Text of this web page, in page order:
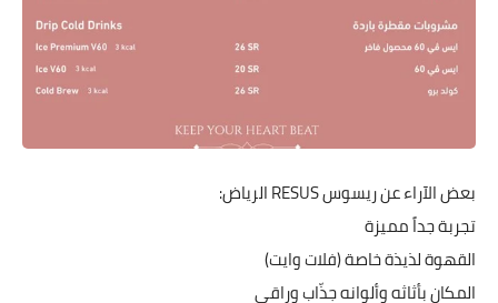
بعض الآراء عن ريسوس RESUS الرياض:
تجربة جداً مميزة
القهوة لذيذة خاصة (فلات وايت)
المكان بأثاثه وألوانه جذّاب وراقي